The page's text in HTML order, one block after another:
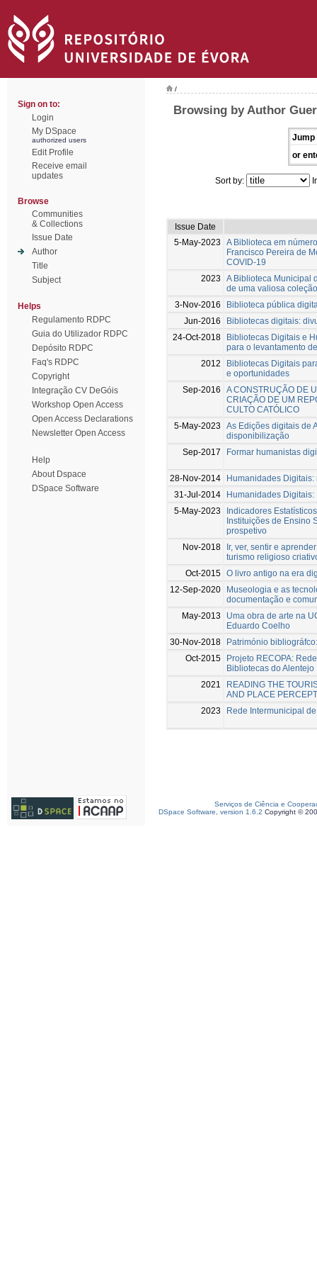
Sign on to:
Login
My DSpace
authorized users
Edit Profile
Receive email
updates
Browse
Communities
& Collections
Issue Date
Author
Title
Subject
Helps
Regulamento RDPC
Guia do Utilizador RDPC
Depósito RDPC
Faq's RDPC
Copyright
Integração CV DeGóis
Workshop Open Access
Open Access Declarations
Newsletter Open Access
Help
About Dspace
DSpace Software
/
Browsing by Author
Jump
or
Sort by:
Issue Date
5-May-2023
A Biblioteca em
Francisco Pereira de
COVID-19
2023
A Biblioteca Municipal
de uma valiosa
3-Nov-2016
Biblioteca pública
Jun-2016
Bibliotecas digitais:
24-Oct-2018
Bibliotecas Digitais e
para o levantamento
2012
Bibliotecas Digitais
e oportunidades
Sep-2016
A CONSTRUÇÃO DE
CRIAÇÃO DE UM
CULTO CATÓLICO
5-May-2023
As Edições digitais de
disponibilização
Sep-2017
Formar humanistas
28-Nov-2014
Humanidades
31-Jul-2014
Humanidades
5-May-2023
Indicadores
Instituições de Ensino
prospetivo
Nov-2018
Ir, ver, sentir e
turismo religioso
Oct-2015 O livro antigo na era
12-Sep-2020
Museologia e as
documentação e
May-2013
Uma obra de arte na
Eduardo Coelho
30-Nov-2018
Património
Oct-2015
Projeto RECOPA:
Bibliotecas do Alentejo
2021
READING THE
AND PLACE
2023
Rede Intermunicipal
Serviços de Ciência e
DSpace Software, version 1.6.2 Copyright ©